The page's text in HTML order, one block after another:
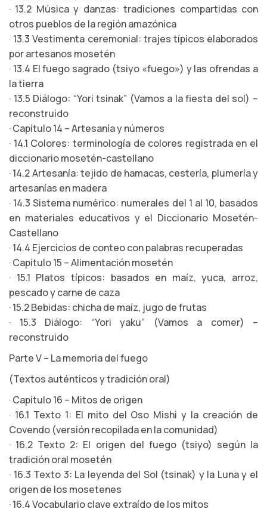
· 13.2 Música y danzas: tradiciones compartidas con
otros pueblos de la región amazónica
· 13.3 Vestimenta ceremonial: trajes típicos elaborados
por artesanos mosetén
· 13.4 El fuego sagrado (tsiyo «fuego») y las ofrendas a
la tierra
· 13.5 Diálogo: “Yori tsinak” (Vamos a la fiesta del sol) –
reconstruido
· Capítulo 14 – Artesanía y números
· 14.1 Colores: terminología de colores registrada en el
diccionario mosetén-castellano
· 14.2 Artesanía: tejido de hamacas, cestería, plumería y
artesanías en madera
· 14.3 Sistema numérico: numerales del 1 al 10, basados
en materiales educativos y el Diccionario Mosetén-
Castellano
· 14.4 Ejercicios de conteo con palabras recuperadas
· Capítulo 15 – Alimentación mosetén
· 15.1 Platos típicos: basados en maíz, yuca, arroz,
pescado y carne de caza
· 15.2 Bebidas: chicha de maíz, jugo de frutas
· 15.3 Diálogo: “Yori yaku” (Vamos a comer) –
reconstruido
Parte V – La memoria del fuego
(Textos auténticos y tradición oral)
· Capítulo 16 – Mitos de origen
· 16.1 Texto 1: El mito del Oso Mishi y la creación de
Covendo (versión recopilada en la comunidad)
· 16.2 Texto 2: El origen del fuego (tsiyo) según la
tradición oral mosetén
· 16.3 Texto 3: La leyenda del Sol (tsinak) y la Luna y el
origen de los mosetenes
· 16.4 Vocabulario clave extraído de los mitos